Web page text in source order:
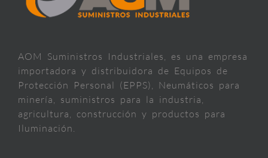
AOM Suministros Industriales, es una empresa
importadora y distribuidora de Equipos de
Protección Personal (EPPS), Neumáticos para
minería, suministros para la industria,
agricultura, construcción y productos para
Iluminación.